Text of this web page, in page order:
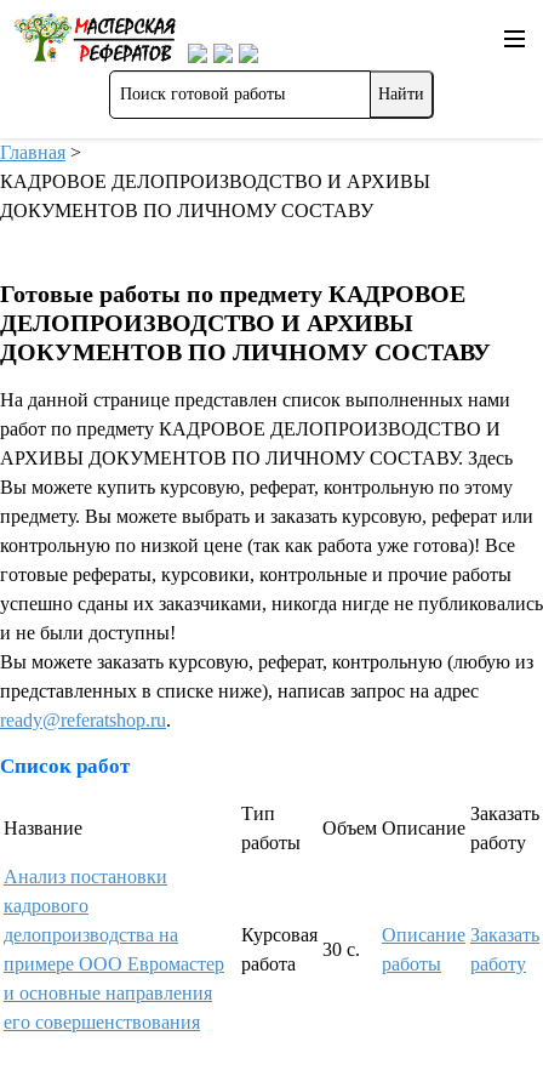
Главная >
КАДРОВОЕ ДЕЛОПРОИЗВОДСТВО И АРХИВЫ
ДОКУМЕНТОВ ПО ЛИЧНОМУ СОСТАВУ
Готовые работы по предмету КАДРОВОЕ
ДЕЛОПРОИЗВОДСТВО И АРХИВЫ
ДОКУМЕНТОВ ПО ЛИЧНОМУ СОСТАВУ
На данной странице представлен список выполненных нами
работ по предмету КАДРОВОЕ ДЕЛОПРОИЗВОДСТВО И
АРХИВЫ ДОКУМЕНТОВ ПО ЛИЧНОМУ СОСТАВУ. Здесь
Вы можете купить курсовую, реферат, контрольную по этому
предмету. Вы можете выбрать и заказать курсовую, реферат или
контрольную по низкой цене (так как работа уже готова)! Все
готовые рефераты, курсовики, контрольные и прочие работы
успешно сданы их заказчиками, никогда нигде не публиковались
и не были доступны!
Вы можете заказать курсовую, реферат, контрольную (любую из
представленных в списке ниже), написав запрос на адрес
ready@referatshop.ru.
Список работ
Название
Тип
работы
Объем Описание
Заказать
работу
Анализ постановки
кадрового
делопроизводства на
примере ООО Евромастер
и основные направления
его совершенствования
Курсовая
работа
30 с.
Описание
работы
Заказать
работу